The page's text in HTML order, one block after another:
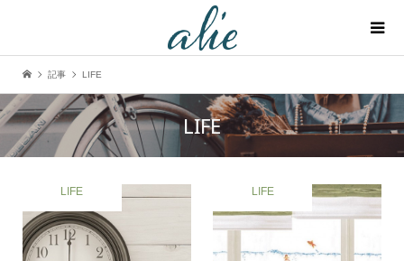
記事 LIFE
LIFE
LIFE LIFE